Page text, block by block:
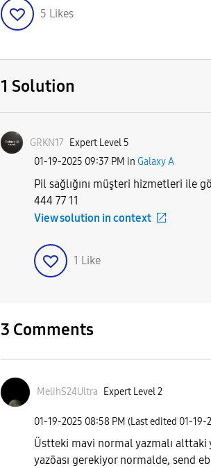
5 Likes
1 Solution
GRKN17 Expert Level 5
‎01-19-2025 09:37 PM in Galaxy A
Pil sağlığını müşteri hizmetleri ile
444 77 11
View solution in context
1 Like
3 Comments
MelihS24Ultra Expert Level 2
‎01-19-2025 08:58 PM (Last edited ‎01-19-
Üstteki mavi normal yazmalı alttaki
yazöası gerekiyor normalde, send